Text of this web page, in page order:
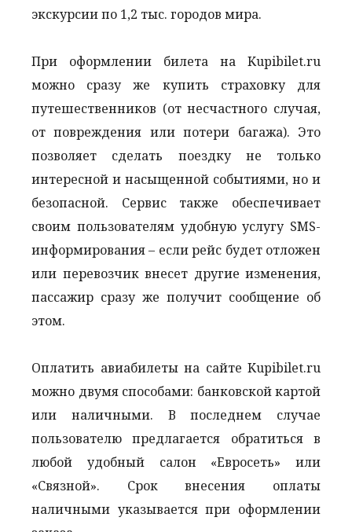
экскурсии по 1,2 тыс. городов мира.
При оформлении билета на Kupibilet.ru
можно сразу же купить страховку для
путешественников (от несчастного случая,
от повреждения или потери багажа). Это
позволяет сделать поездку не только
интересной и насыщенной событиями, но и
безопасной. Сервис также обеспечивает
своим пользователям удобную услугу SMS-
информирования – если рейс будет отложен
или перевозчик внесет другие изменения,
пассажир сразу же получит сообщение об
этом.
Оплатить авиабилеты на сайте Kupibilet.ru
можно двумя способами: банковской картой
или наличными. В последнем случае
пользователю предлагается обратиться в
любой удобный салон «Евросеть» или
«Связной». Срок внесения оплаты
наличными указывается при оформлении